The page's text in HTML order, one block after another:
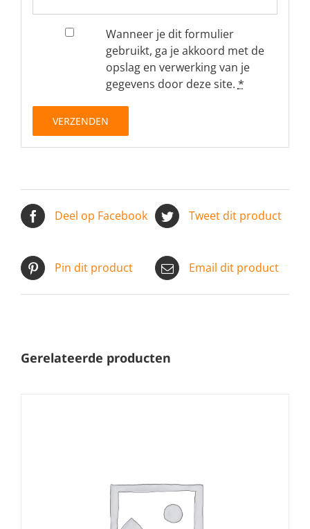
Wanneer je dit formulier
gebruikt, ga je akkoord met de
opslag en verwerking van je
gegevens door deze site. *
Deel op Facebook Tweet dit product
Pin dit product Email dit product
Gerelateerde producten